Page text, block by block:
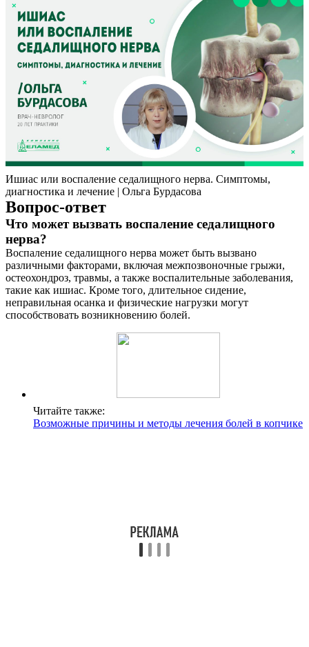
Ишиас или воспаление седалищного нерва. Симптомы,
диагностика и лечение | Ольга Бурдасова
Вопрос-ответ
Что может вызвать воспаление седалищного
нерва?
Воспаление седалищного нерва может быть вызвано
различными факторами, включая межпозвоночные грыжи,
остеохондроз, травмы, а также воспалительные заболевания,
такие как ишиас. Кроме того, длительное сидение,
неправильная осанка и физические нагрузки могут
способствовать возникновению болей.
Читайте также:
Возможные причины и методы лечения болей в копчике